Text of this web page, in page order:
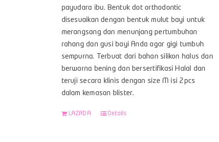
payudara ibu. Bentuk dot orthodontic
disesuaikan dengan bentuk mulut bayi untuk
merangsang dan menunjang pertumbuhan
rahang dan gusi bayi Anda agar gigi tumbuh
sempurna. Terbuat dari bahan silikon halus dan
berwarna bening dan bersertifikasi Halal dan
teruji secara klinis dengan size M isi 2pcs
dalam kemasan blister.
LAZADA Details